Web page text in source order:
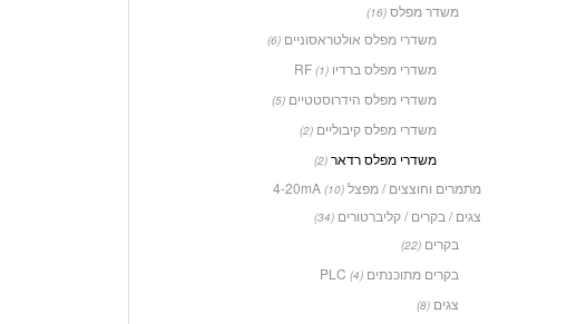
משדר מפלס (16)
משדרי מפלס אולטראסוניים (6)
משדרי מפלס ברדיו RF (1)
משדרי מפלס הידרוסטטיים (5)
משדרי מפלס קיבוליים (2)
משדרי מפלס רדאר (2)
מתמרים וחוצצים / מפצל 4-20mA (10)
צגים / בקרים / קליברטורים (34)
בקרים (22)
בקרים מתוכנתים PLC (4)
צגים (8)